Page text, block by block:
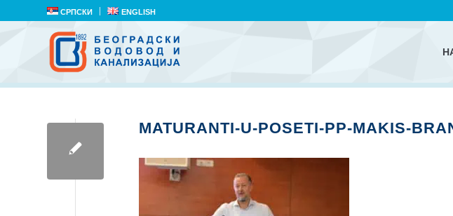
СРПСКИ ENGLISH
MATURANTI-U-POSETI-PP-MAKIS-